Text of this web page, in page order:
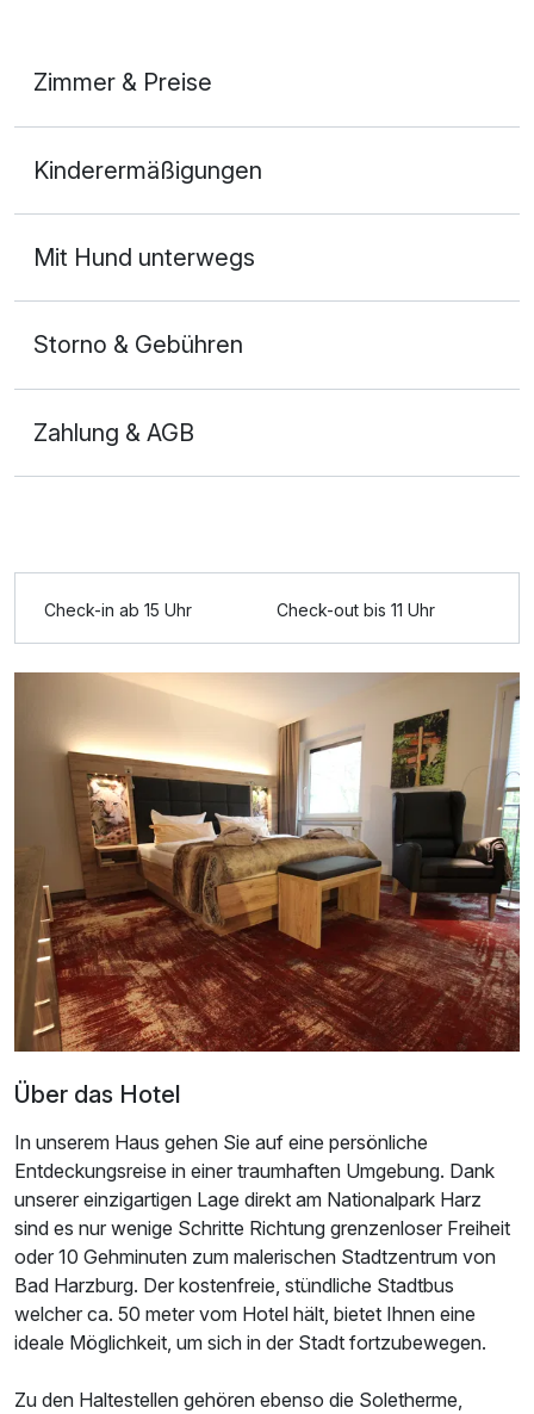
Wine-Tasting
pro Stück
pro Stück
Zimmer & Preise
2 Erwachsene
p.P. ab278,00 €
Doppelzimmer mit Balkon
2 Erwachsene
Ausstattung
Für 3 Tage p.P. ab284,00 €
Kinderermäßigungen
Mit Hund unterwegs
Storno & Gebühren
Zahlung & AGB
Check-in ab 15 Uhr Check-out bis 11 Uhr
Über das Hotel
In unserem Haus gehen Sie auf eine persönliche
Entdeckungsreise in einer traumhaften Umgebung. Dank
unserer einzigartigen Lage direkt am Nationalpark Harz
sind es nur wenige Schritte Richtung grenzenloser Freiheit
oder 10 Gehminuten zum malerischen Stadtzentrum von
Bad Harzburg. Der kostenfreie, stündliche Stadtbus
welcher ca. 50 meter vom Hotel hält, bietet Ihnen eine
ideale Möglichkeit, um sich in der Stadt fortzubewegen.
Zu den Haltestellen gehören ebenso die Soletherme,